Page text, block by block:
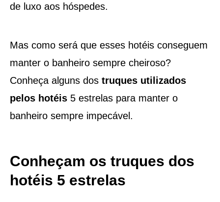
de luxo aos hóspedes.
Mas como será que esses hotéis conseguem
manter o banheiro sempre cheiroso?
Conheça alguns dostruques utilizados
pelos hotéis 5 estrelas para manter o
banheiro sempre impecável.
Conheçam os truques dos
hotéis 5 estrelas